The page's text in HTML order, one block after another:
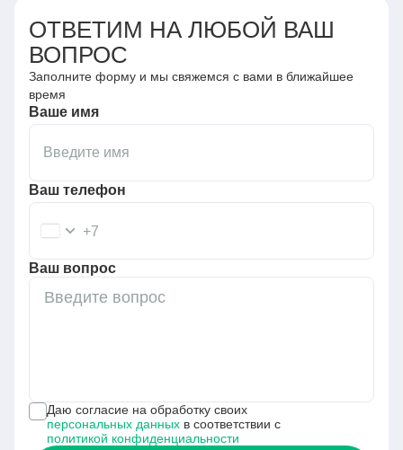
ул. Большой бульвар, д. 42, стр. 1, помещение №306,
раб. 09
Реквизиты: ИНН: 9731074967 / ОГРН: 1217700042218
Общество с ограниченной ответственностью
«Моторика Орто»
190008, г. Санкт-Петербург, вн. тер. г. муниципальный
помещение 1-н
ОТВЕТИМ НА ЛЮБОЙ ВАШ
ВОПРОС
Заполните форму и мы свяжемся с вами в ближайшее
время
Ваше имя
Ваш телефон
+7
Ваш вопрос
Даю согласие на обработку своих
персональных данных в соответствии с
политикой конфиденциальности